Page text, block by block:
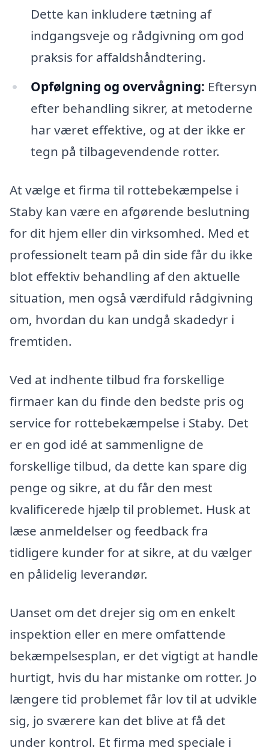
Dette kan inkludere tætning af
indgangsveje og rådgivning om god
praksis for affaldshåndtering.
Opfølgning og overvågning: Eftersyn
efter behandling sikrer, at metoderne
har været effektive, og at der ikke er
tegn på tilbagevendende rotter.
At vælge et firma til rottebekæmpelse i
Staby kan være en afgørende beslutning
for dit hjem eller din virksomhed. Med et
professionelt team på din side får du ikke
blot effektiv behandling af den aktuelle
situation, men også værdifuld rådgivning
om, hvordan du kan undgå skadedyr i
fremtiden.
Ved at indhente tilbud fra forskellige
firmaer kan du finde den bedste pris og
service for rottebekæmpelse i Staby. Det
er en god idé at sammenligne de
forskellige tilbud, da dette kan spare dig
penge og sikre, at du får den mest
kvalificerede hjælp til problemet. Husk at
læse anmeldelser og feedback fra
tidligere kunder for at sikre, at du vælger
en pålidelig leverandør.
Uanset om det drejer sig om en enkelt
inspektion eller en mere omfattende
bekæmpelsesplan, er det vigtigt at handle
hurtigt, hvis du har mistanke om rotter. Jo
længere tid problemet får lov til at udvikle
sig, jo sværere kan det blive at få det
under kontrol. Et firma med speciale i